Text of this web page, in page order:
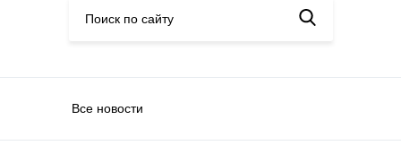
Все новости